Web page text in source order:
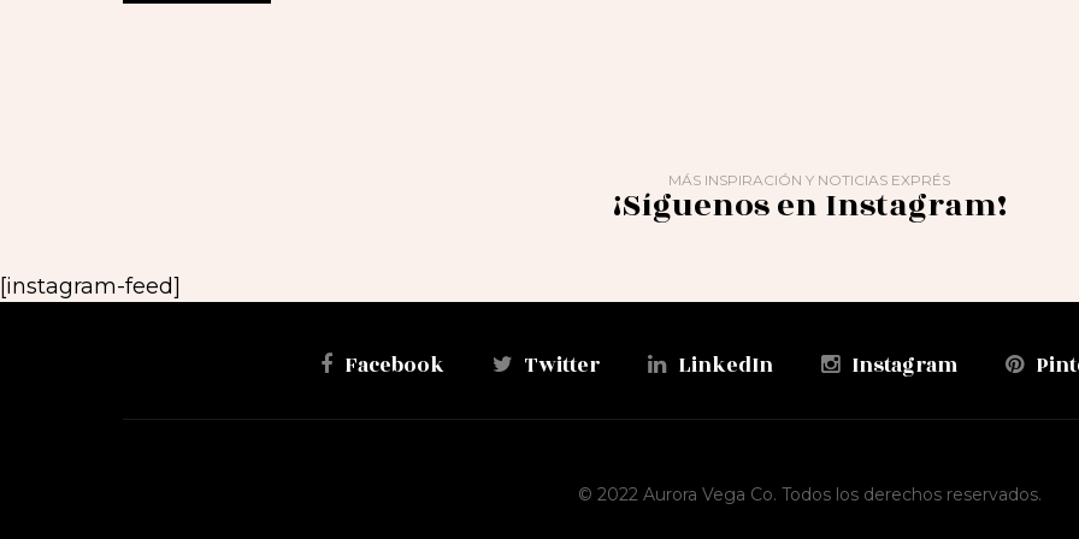
MÁS INSPIRACIÓN Y NOTICIAS EXPRÉS
¡Síguenos en Instagram!
[instagram-feed]
Facebook Twitter LinkedIn Instagram
© 2022 Aurora Vega Co. Todos los derechos reservados.